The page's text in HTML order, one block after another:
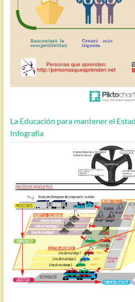
La Educación para mantener el
Infografía